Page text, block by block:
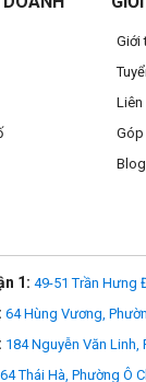
toàn, lưu trữ
180° ở mặt sau
Giới
Liên
Góp
1: 49-51 Trần Hưng
64 Hùng Vương,
184 Nguyễn Văn Linh,
Thái Hà, Phường Ô